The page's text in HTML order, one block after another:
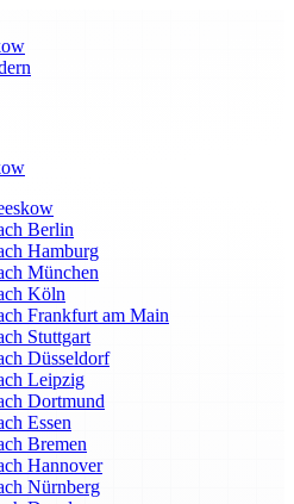
Berlin
Hamburg
München
Köln
Frankfurt am Main
Stuttgart
Düsseldorf
Leipzig
Dortmund
Essen
Bremen
Hannover
Nürnberg